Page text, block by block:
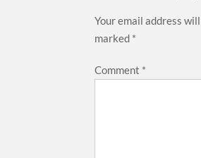
Your email address
marked *
Comment *